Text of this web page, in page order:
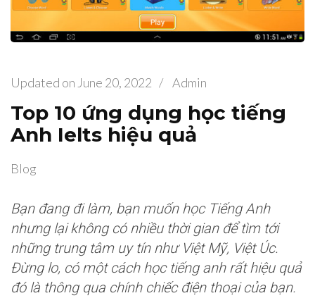
Updated on June 20, 2022 / Admin
Top 10 ứng dụng học tiếng
Anh Ielts hiệu quả
Blog
Bạn đang đi làm, bạn muốn học Tiếng Anh
nhưng lại không có nhiều thời gian để tìm tới
những trung tâm uy tín như Việt Mỹ, Việt Úc.
Đừng lo, có một cách học tiếng anh rất hiệu quả
đó là thông qua chính chiếc điện thoại của bạn.